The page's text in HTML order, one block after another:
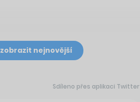
zobrazit nejnovější
Sdíleno přes aplikaci Twitter